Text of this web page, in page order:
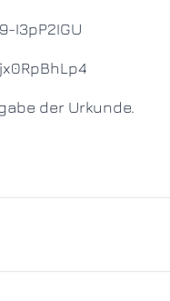
I3pP2IGU
der Urkunde.